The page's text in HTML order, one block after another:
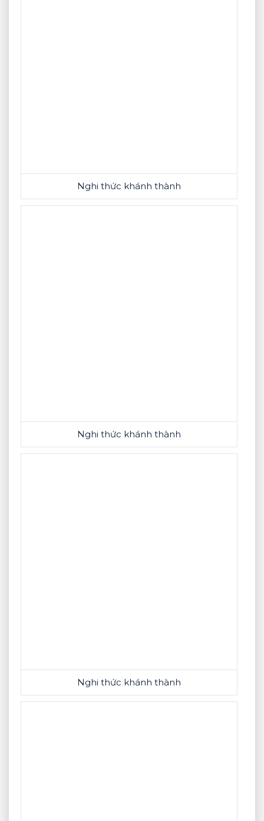
Nghi thức khánh thành
Nghi thức khánh thành
Nghi thức khánh thành